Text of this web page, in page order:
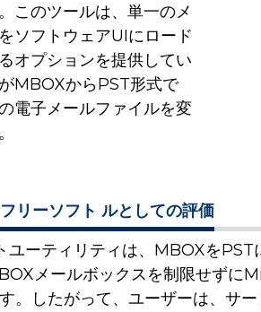
このツールは、単一のメ
ソフトウェアUIにロード
オプションを提供してい
MBOXからPST形式で
電子メールファイルを変
リーソフト ルとしての評価
ーティリティは、MBOXをPST
メールボックスを制限せず
。したがって、ユーザーは、サ